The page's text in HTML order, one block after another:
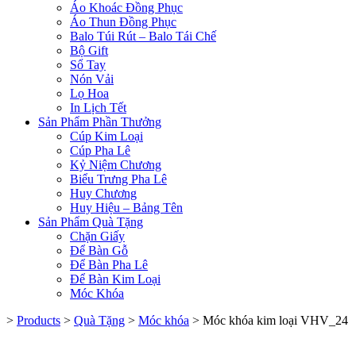
Áo Khoác Đồng Phục
Áo Thun Đồng Phục
Balo Túi Rút – Balo Tái Chế
Bộ Gift
Sổ Tay
Nón Vải
Lọ Hoa
In Lịch Tết
Sản Phẩm Phần Thưởng
Cúp Kim Loại
Cúp Pha Lê
Kỷ Niệm Chương
Biểu Trưng Pha Lê
Huy Chương
Huy Hiệu – Bảng Tên
Sản Phẩm Quà Tặng
Chặn Giấy
Để Bàn Gỗ
Để Bàn Pha Lê
Để Bàn Kim Loại
Móc Khóa
> Products > Quà Tặng > Móc khóa > Móc khóa kim loại VHV_24